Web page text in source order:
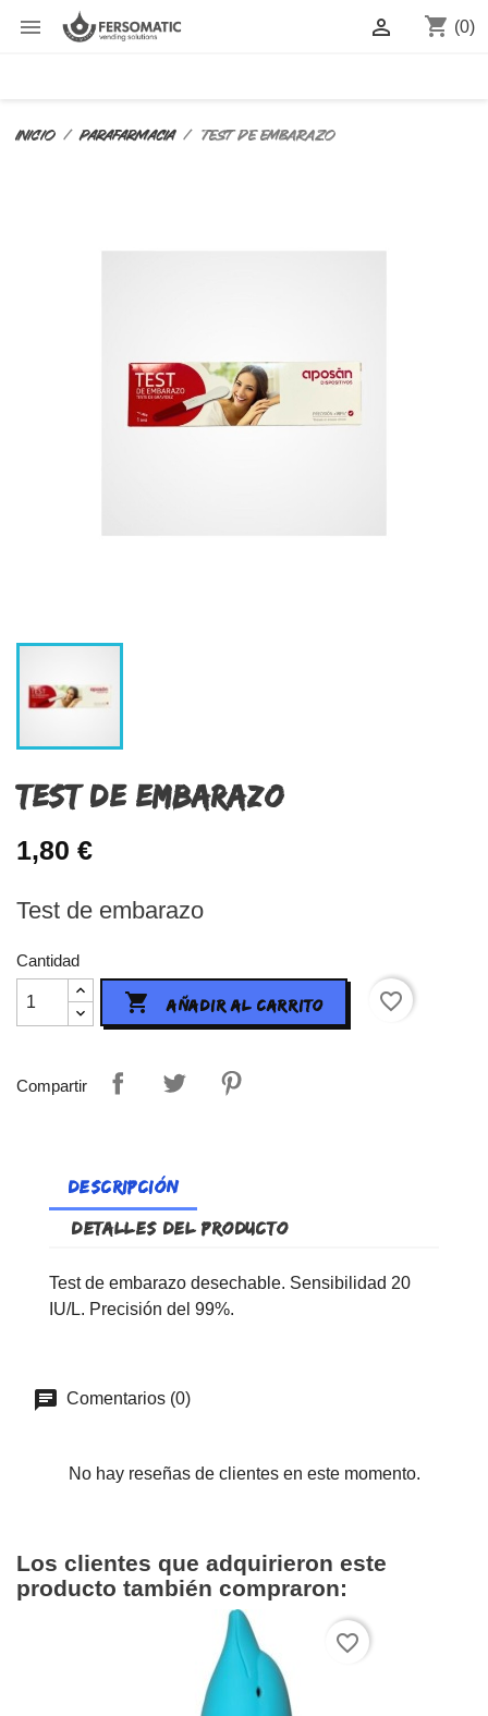
 shopping_cart (0)

Inicio PARAFARMACIA Test de embarazo
TEST DE EMBARAZO
1,80 €
Test de embarazo
Cantidad
 AÑADIR AL CARRITO favorite_border
Compartir
DESCRIPCIÓN
DETALLES DEL PRODUCTO
Test de embarazo desechable. Sensibilidad 20
IU/L. Precisión del 99%.
Comentarios (0)
No hay reseñas de clientes en este momento.
Los clientes que adquirieron este
producto también compraron:
favorite_border